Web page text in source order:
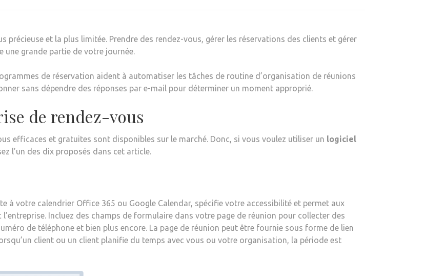
précieuse et la plus limitée. Prendre des rendez-vous, gérer les réservations des clients et gérer
une grande partie de votre journée.
de réservation aident à automatiser les tâches de routine d’organisation de réunions
sans dépendre des réponses par e-mail pour déterminer un moment approprié.
de rendez-vous
efficaces et gratuites sont disponibles sur le marché. Donc, si vous voulez utiliser un logiciel
l’un des dix proposés dans cet article.
à votre calendrier Office 365 ou Google Calendar, spécifie votre accessibilité et permet aux
Incluez des champs de formulaire dans votre page de réunion pour collecter des
de téléphone et bien plus encore. La page de réunion peut être fournie sous forme de lien
client ou un client planifie du temps avec vous ou votre organisation, la période est